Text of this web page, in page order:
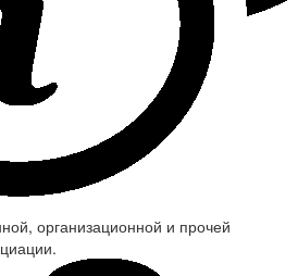
организационной и прочей